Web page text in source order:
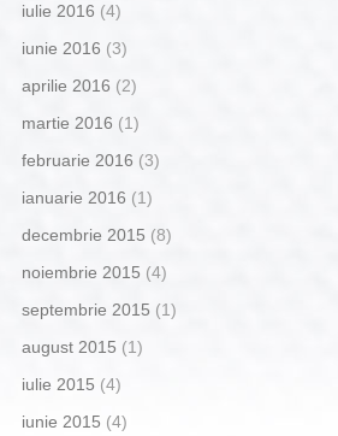
iulie 2016 (4)
iunie 2016 (3)
aprilie 2016 (2)
martie 2016 (1)
februarie 2016 (3)
ianuarie 2016 (1)
decembrie 2015 (8)
noiembrie 2015 (4)
septembrie 2015 (1)
august 2015 (1)
iulie 2015 (4)
iunie 2015 (4)